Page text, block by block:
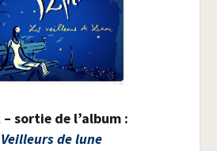
– sor­tie de l’al­bum :
de lune